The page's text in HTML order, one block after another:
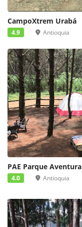
CampoXtrem Urabá
4.9 Antioquia
PAE Parque Aventura
4.0 Antioquia